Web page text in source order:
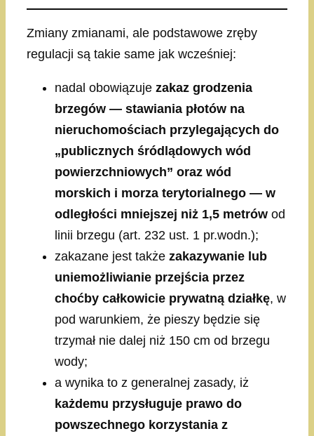
Zmiany zmianami, ale podstawowe zręby
regulacji są takie same jak wcześniej:
nadal obowiązuje zakaz grodzenia
brzegów — stawiania płotów na
nieruchomościach przylegających do
„publicznych śródlądowych wód
powierzchniowych” oraz wód
morskich i morza terytorialnego — w
odległości mniejszej niż 1,5 metrów od
linii brzegu (art. 232 ust. 1 pr.wodn.);
zakazane jest także zakazywanie lub
uniemożliwianie przejścia przez
choćby całkowicie prywatną działkę, w
pod warunkiem, że pieszy będzie się
trzymał nie dalej niż 150 cm od brzegu
wody;
a wynika to z generalnej zasady, iż
każdemu przysługuje prawo do
powszechnego korzystania z